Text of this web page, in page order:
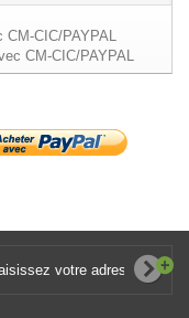
CM-CIC/PAYPAL